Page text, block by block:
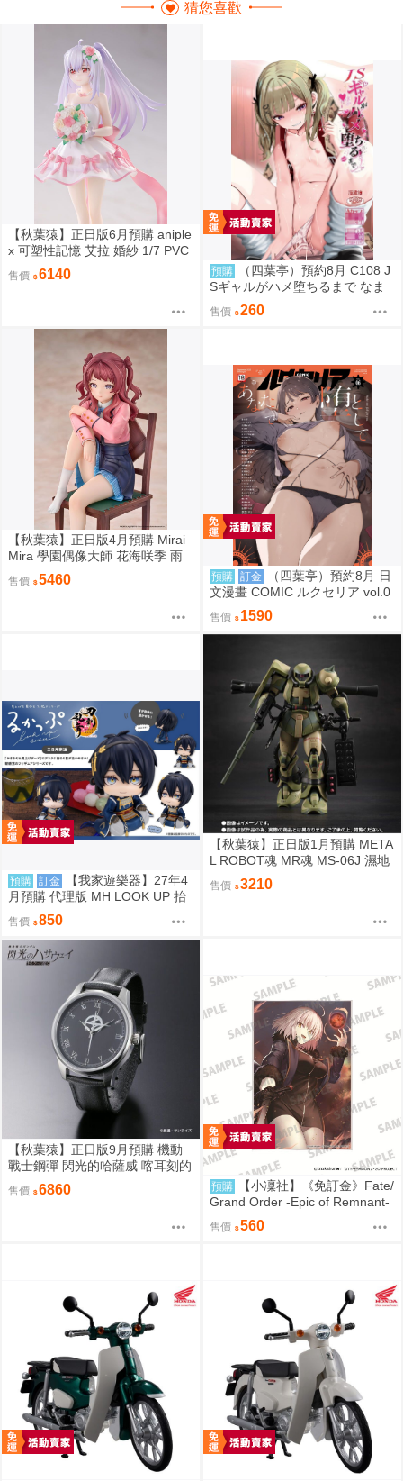
猜您喜歡
【秋葉猿】正日版6月預購 aniple
x 可塑性記憶 艾拉 婚紗 1/7 PVC
完成品
售價 6140 預購
（四葉亭）預約8月 C108 J
Sギャルがハメ堕ちるまで なま
もななせ
售價 260
【秋葉猿】正日版4月預購 Mirai
Mira 學園偶像大師 花海咲季 雨
後鳶尾花 特訓前 1/7 PVC 完成品
售價 5460 預購 訂金
（四葉亭）預約8月 日
文漫畫 COMIC ルクセリア vol.0
6 特典：B2掛軸、資料夾 あるぷ
售價 1590
預購 訂金
【我家遊樂器】27年4
月預購 代理版 MH LOOK UP 抬
頭系列 刀劍亂舞ONLINE 三日月
宗近
售價 850
【秋葉猿】正日版1月預購 META
L ROBOT魂 MR魂 MS-06J 濕地
帶戰用 薩克 MS MUSEUM
售價 3210
【秋葉猿】正日版9月預購 機動
戰士鋼彈 閃光的哈薩威 喀耳刻的
魔女 MAFTY 手錶 腕時計
售價 6860 預購
【小凜社】《免訂金》Fate/
Grand Order -Epic of Remnant-
貞德 阿爾托莉雅 壓克力板
售價 560